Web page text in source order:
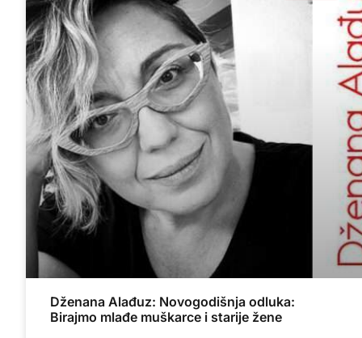
Dženana Alađuz: Novogodišnja odluka:
Birajmo mlađe muškarce i starije žene